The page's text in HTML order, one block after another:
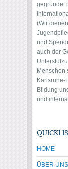
gegründet
(Wir
und
auch der
Menschen
Karlsruhe-
Bildung
und
HOME
ÜBER UNS